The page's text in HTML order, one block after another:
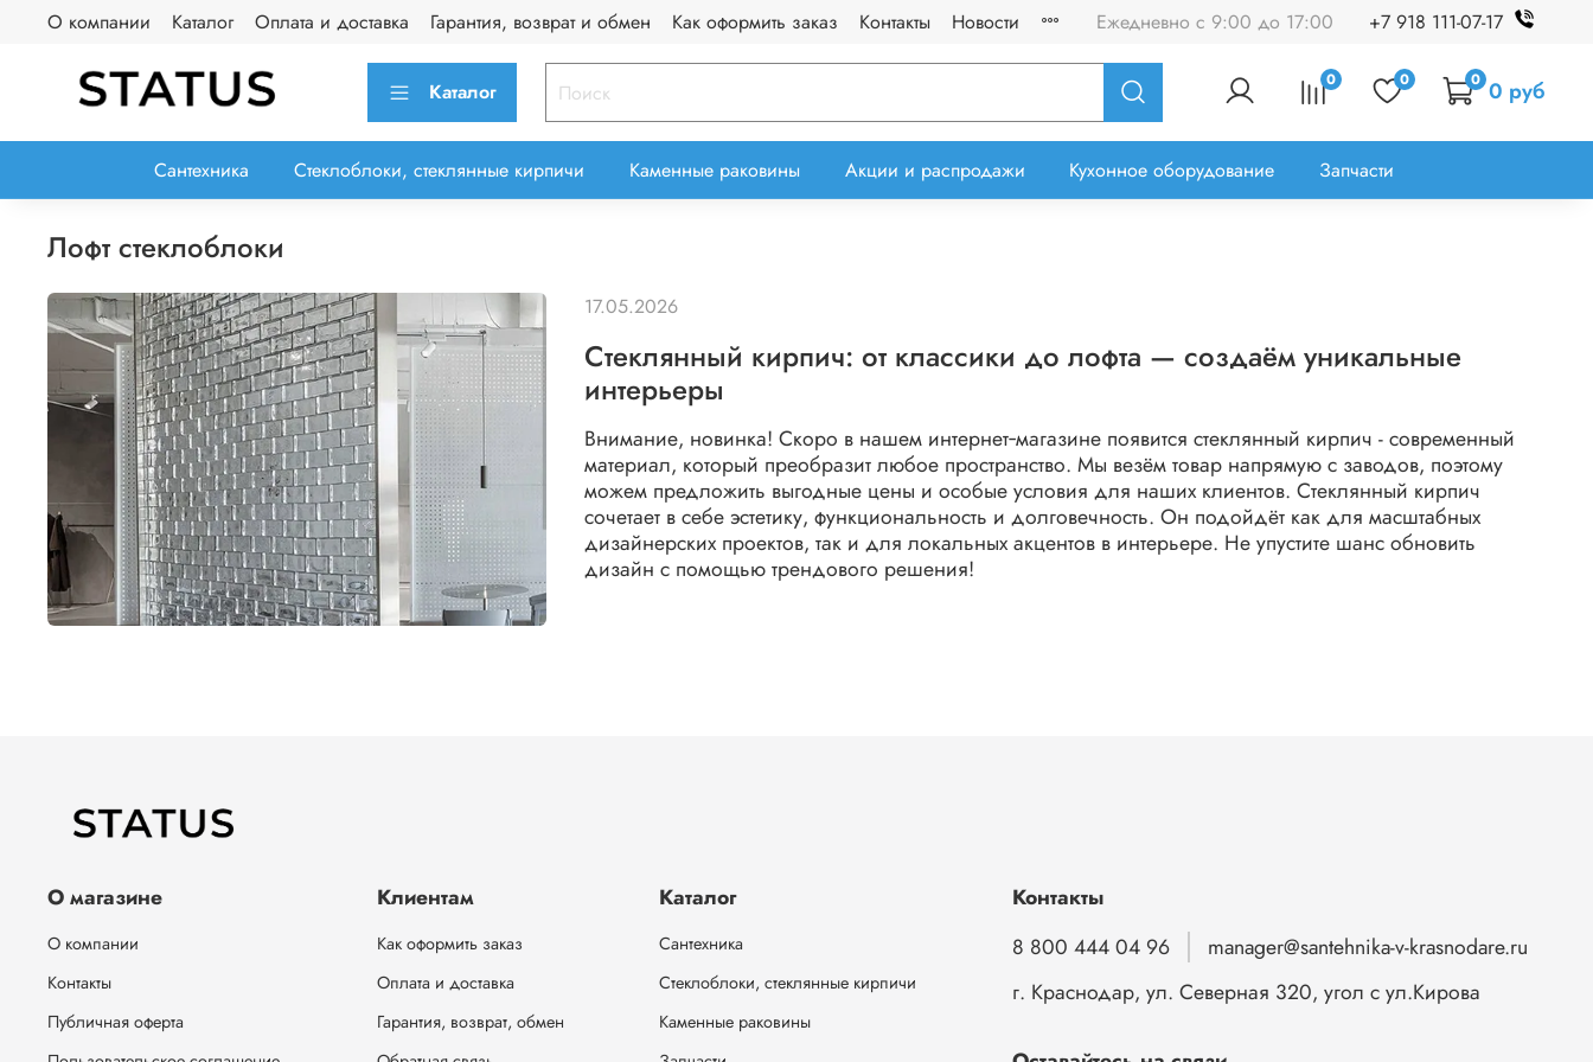
О компании Каталог Оплата и доставка Гарантия, возврат и обмен Как оформить заказ Контакты Новости Ежедневно с 9:00 до 17:00 +7 918 111-07-17
Каталог 0 0 0 0 руб
Сантехника Стеклоблоки, стеклянные кирпичи Каменные раковины Акции и распродажи Кухонное оборудование Запчасти
лофт стеклоблоки
Стеклянный кирпич: от классики до лофта — создаём уникальные
интерьеры
Внимание, новинка! Скоро в нашем интернет‑магазине появится стеклянный кирпич - современный
материал, который преобразит любое пространство. Мы везём товар напрямую с заводов, поэтому
можем предложить выгодные цены и особые условия для наших клиентов. Стеклянный кирпич
сочетает в себе эстетику, функциональность и долговечность. Он подойдёт как для масштабных
дизайнерских проектов, так и для локальных акцентов в интерьере. Не упустите шанс обновить
дизайн с помощью трендового решения!
17.05.2026
О магазине
О компании
Контакты
Публичная оферта
Клиентам
Как оформить заказ
Оплата и доставка
Гарантия, возврат, обмен
Каталог
Сантехника
Стеклоблоки, стеклянные кирпичи
Каменные раковины
Контакты
8 800 444 04 96
manager@santehnika-v-krasnodare.ru
г. Краснодар, ул. Северная 320, угол с ул.Кирова